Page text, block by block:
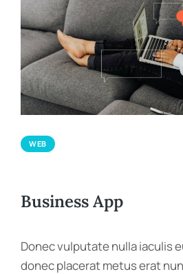
WEB
Business App
Donec vulputate nulla iaculis
donec placerat metus erat